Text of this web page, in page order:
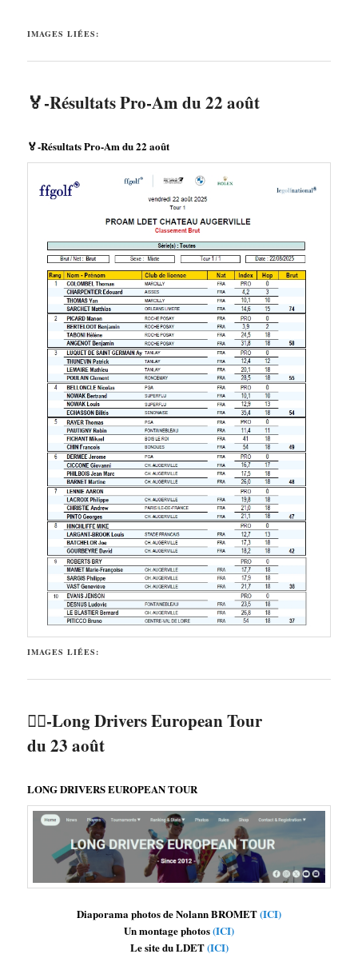
IMAGES LIÉES:
🏅-Résultats Pro-Am du 22 août
🏅-Résultats Pro-Am du 22 août
IMAGES LIÉES:
🏌️‍♂️-Long Drivers European Tour
du 23 août
LONG DRIVERS EUROPEAN TOUR
Diaporama photos de Nolann BROMET(ICI)
Un montage photos(ICI)
Le site du LDET(ICI)